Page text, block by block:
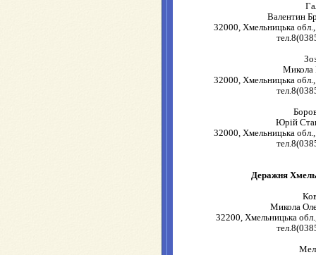
Валентин
32000, Хмельницька
Микола
32000, Хмельницька
Юрій
32000, Хмельницька
Деражня
Микола
32200, Хмельницька